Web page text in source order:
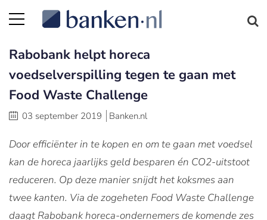
Rabobank helpt horeca
voedselverspilling tegen te gaan met
Food Waste Challenge
03 september 2019 Banken.nl
Door efficiënter in te kopen en om te gaan met voedsel
kan de horeca jaarlijks geld besparen én CO2-uitstoot
reduceren. Op deze manier snijdt het koksmes aan
twee kanten. Via de zogeheten Food Waste Challenge
daagt Rabobank horeca-ondernemers de komende zes